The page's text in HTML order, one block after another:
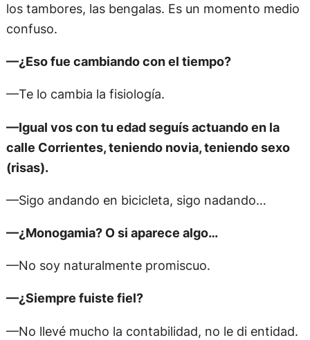
los tambores, las bengalas. Es un momento medio
confuso.
—¿Eso fue cambiando con el tiempo?
—Te lo cambia la fisiología.
—Igual vos con tu edad seguís actuando en la
calle Corrientes, teniendo novia, teniendo sexo
(risas).
—Sigo andando en bicicleta, sigo nadando…
—¿Monogamia? O si aparece algo…
—No soy naturalmente promiscuo.
—¿Siempre fuiste fiel?
—No llevé mucho la contabilidad, no le di entidad.